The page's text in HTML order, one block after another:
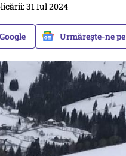
31 Iul 2024
Urmărește-ne